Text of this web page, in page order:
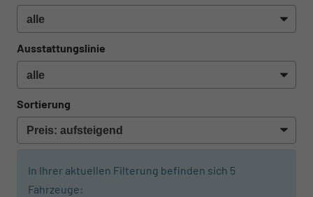
Ausstattungslinie
Sortierung
In Ihrer aktuellen Filterung befinden sich 5
Fahrzeuge: